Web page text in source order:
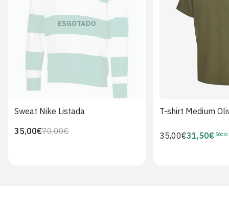
ESGOTADO
Sweat Nike Listada
Preço
70,00€Preço
35,00€
T-shirt Medium
Preço
35,00€Preço
31,50€ Sócio